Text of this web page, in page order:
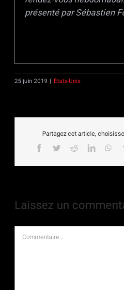
présenté par Sébastien
25 juin 2019 | États-Unis
Partagez cet article,
Facebook
TwitterRedditLinkedIn
Laissez un
Commentaire